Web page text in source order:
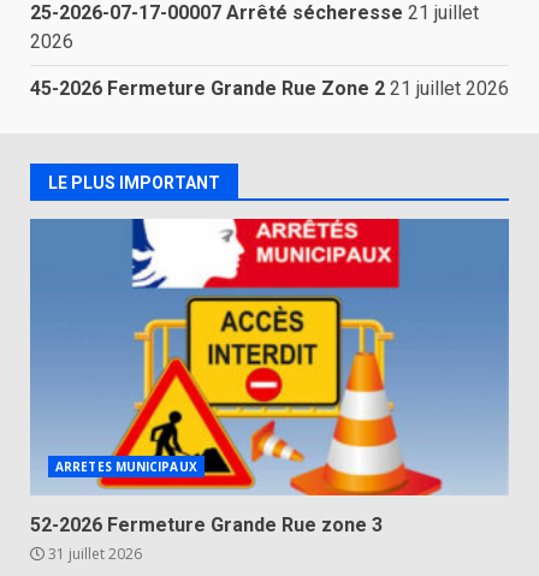
25-2026-07-17-00007 Arrêté sécheresse 21 juillet
2026
45-2026 Fermeture Grande Rue Zone 2 21 juillet 2026
LE PLUS IMPORTANT
ARRETES MUNICIPAUX
52-2026 Fermeture Grande Rue zone 3
31 juillet 2026